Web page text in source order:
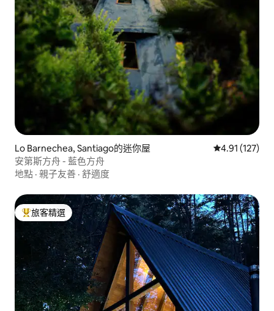
Lo Barnechea, Santiago的迷你屋 從 127 則評價
4.91 (127)
安第斯方舟 - 藍色方舟
地點 · 親子友善 · 舒適度
旅客精選榜首
旅客精選